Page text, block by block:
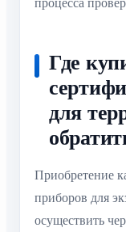
Где
для
Приобретение
приборов для
осуществить